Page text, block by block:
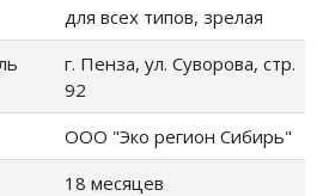
для всех типов, зрелая
г. Пенза, ул. Суворова, стр.
92
ООО "Эко регион Сибирь"
18 месяцев